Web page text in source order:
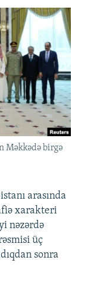
Məkkədə birgə
arasında
xarakteri
nəzərdə
üç
sonra